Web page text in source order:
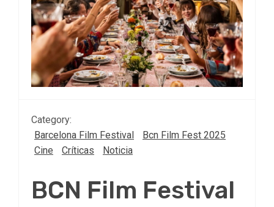
Category:
Barcelona Film Festival
Bcn Film Fest 2025
Cine
Críticas Noticia
BCN Film Festival